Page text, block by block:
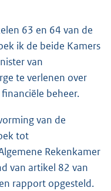
63 en 64 van de
ik de beide Kamers
van
te verlenen over
beheer.
van de
tot
Rekenkamer
van artikel 82 van
rapport opgesteld.